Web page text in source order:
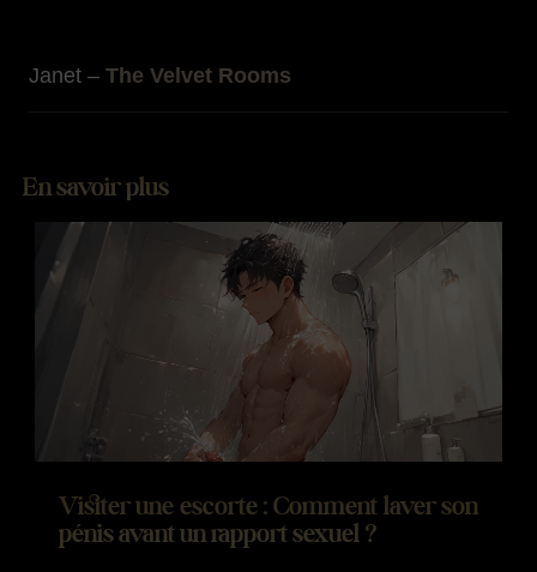
Janet – The Velvet Rooms
En savoir plus
Visiter une escorte : Comment laver son
pénis avant un rapport sexuel ?